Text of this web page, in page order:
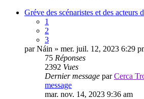
Gréve des scénaristes et des acteurs
1
2
3
parNáin » mer. juil. 12, 2023 6:29
75 Réponses
2392 Vues
Dernier message parCerca
message
mar. nov. 14, 2023 9:36 am